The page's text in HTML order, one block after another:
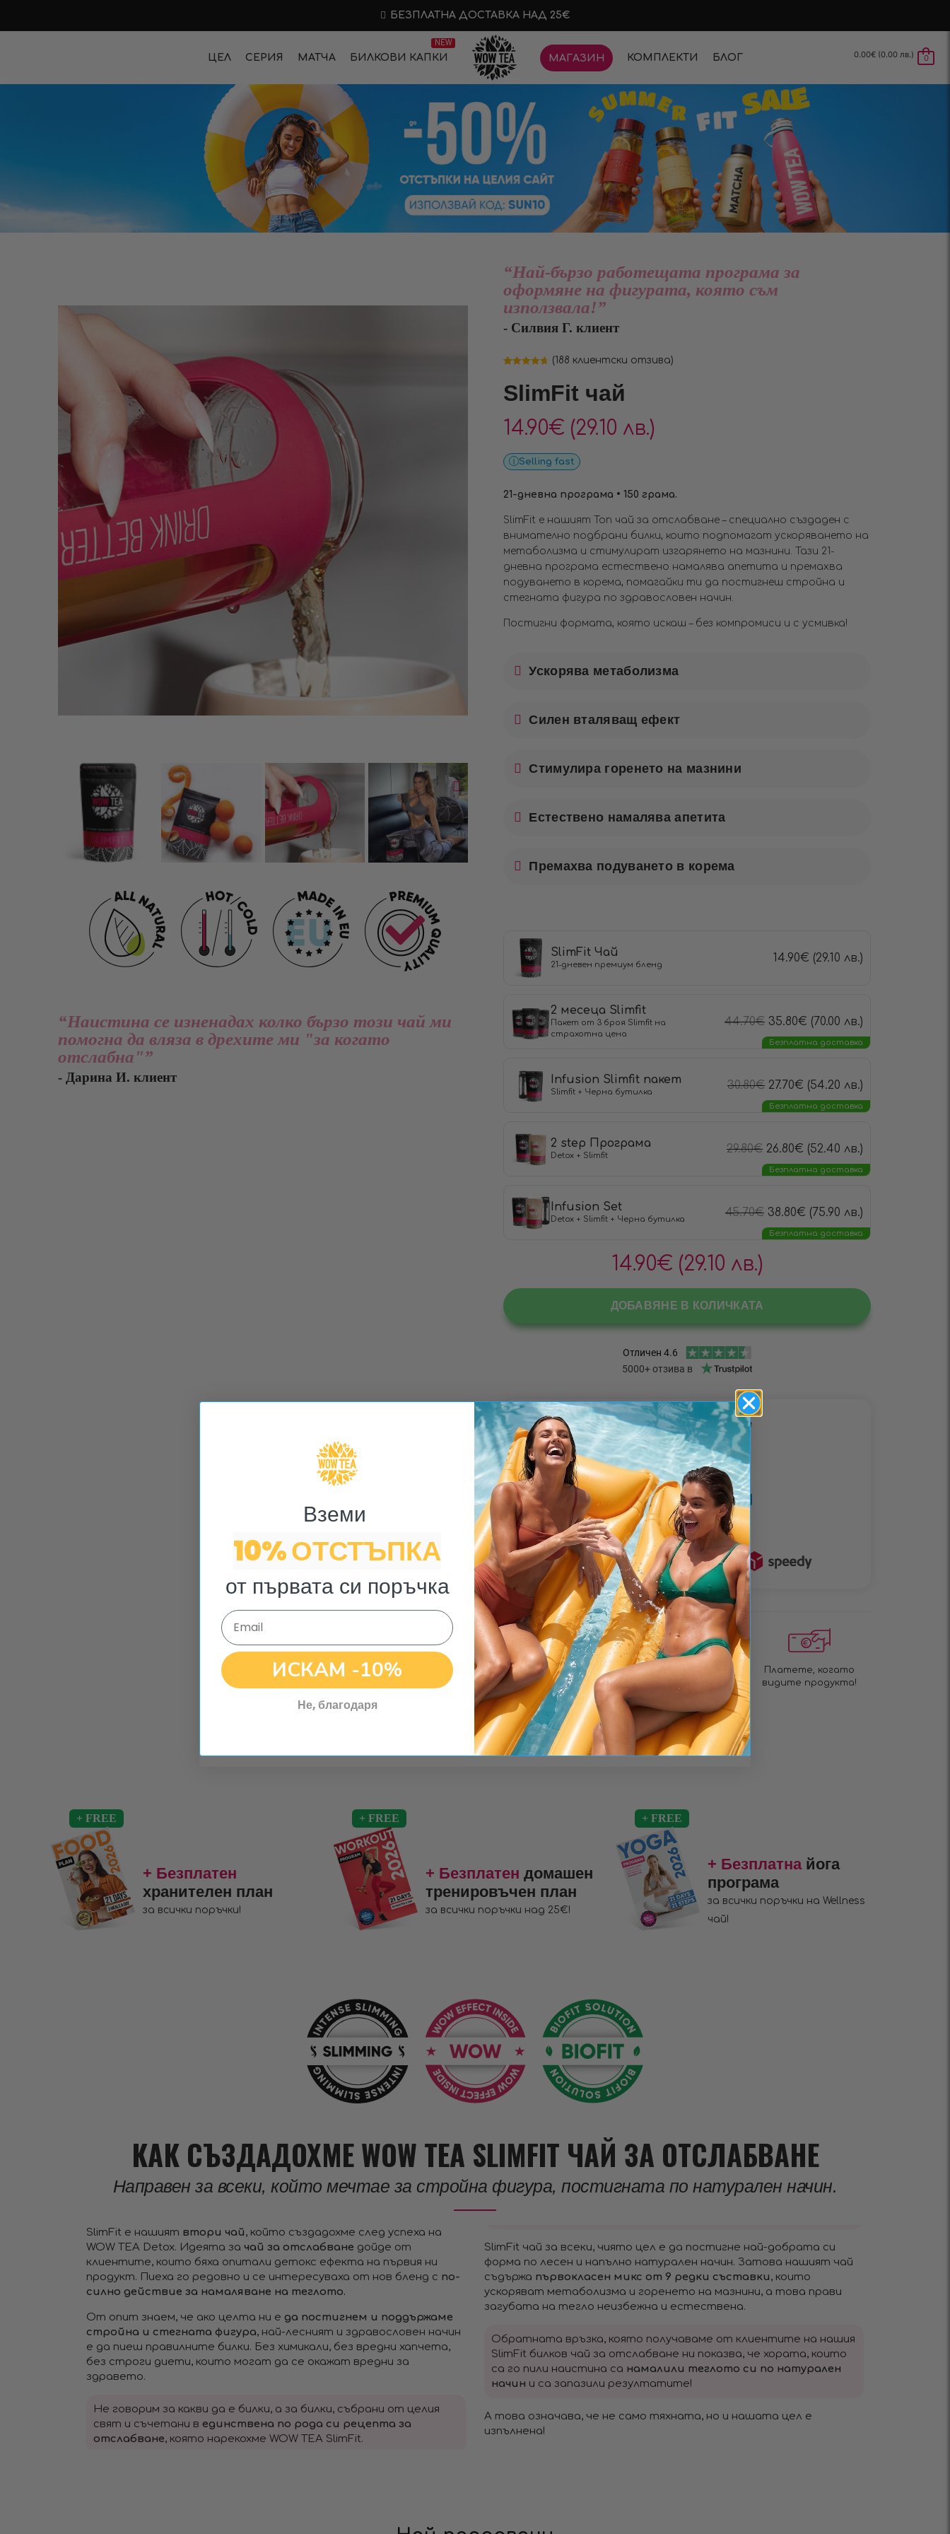
БЕЗПЛАТНА ДОСТАВКА НАД 25€
ЦЕЛ СЕРИЯ МАТЧА
NEW
БИЛКОВИ КАПКИ МАГАЗИН КОМПЛЕКТИ БЛОГ 0.00€ (0.00 лв.) 0
“Наистина се изненадах колко бързо този чай ми
помогна да вляза в дрехите ми "за когато
отслабна"”
- Дарина И. клиент
“Най-бързо работещата програма за
оформяне на фигурата, която съм
използвала!”
- Силвия Г. клиент
базирано на
потребителски
(188 клиентски отзива)
SlimFit чай
14.90€ (29.10 лв.)
Selling fast
21-дневна програма • 150 грама.
SlimFit е нашият Топ чай за отслабване – специално създаден с
внимателно подбрани билки, които подпомагат ускоряването на
метаболизма и стимулират изгарянето на мазнини. Тази 21-
дневна програма естествено намалява апетита и премахва
подуването в корема, помагайки ти да постигнеш стройна и
стегната фигура по здравословен начин.
Постигни формата, която искаш – без компромиси и с усмивка!
Ускорява метаболизма
Силен вталяващ ефект
Стимулира горенето на мазнини
Естествено намалява апетита
Премахва подуването в корема
SlimFit Чай
21-дневен премиум бленд
14.90€ (29.10 лв.)
2 месеца Slimfit
Пакет от 3 броя Slimfit на
страхотна цена
44.70€ 35.80€ (70.00 лв.)
Безплатна доставка
Infusion Slimfit пакет
Slimfit + Черна бутилка
30.80€ 27.70€ (54.20 лв.)
Безплатна доставка
2 step Програма
Detox + Slimfit
29.80€ 26.80€ (52.40 лв.)
Безплатна доставка
Infusion Set
Detox + Slimfit + Черна бутилка
45.70€ 38.80€ (75.90 лв.)
Безплатна доставка
14.90€ (29.10 лв.)
ДОБАВЯНЕ В КОЛИЧКАТА
Методи за разплащане
• Наложен платеж •
• Плащане с карта •
Доставчици
Безплатна
доставка за
поръчки над 25€
Бърза доставка за 1
до 3 дни!
Платете, когато
видите продукта!
+ Безплатен
хранителен план
за всички поръчки!
+ Безплатен домашен
тренировъчен план
за всички поръчки над 25€!
+ Безплатнайога
програма
за всички поръчки на Wellness
чай!
КАК СЪЗДАДОХМЕ WOW TEA SLIMFIT ЧАЙ ЗА ОТСЛАБВАНЕ
Направен за всеки, който мечтае за стройна фигура, постигната по натурален начин.
SlimFit е нашият втори чай, който създадохме след успеха на
WOW TEA Detox. Идеята за чай за отслабване дойде от
клиентите, които бяха опитали детокс ефекта на първия ни
продукт. Пиеха го редовно и се интересуваха от нов бленд с по-
силно действие за намаляване на теглото.
От опит знаем, че ако целта ни е да постигнем и поддържаме
стройна и стегната фигура, най-лесният и здравословен начин
е да пиеш правилните билки. Без химикали, без вредни хапчета,
без строги диети, които могат да се окажат вредни за
здравето.
Не говорим за какви да е билки, а за билки, събрани от целия
свят и съчетани в единствена по рода си рецепта за
отслабване, която нарекохме WOW TEA SlimFit.
SlimFit чай за всеки, чиято цел е да постигне най-добрата си
форма по лесен и напълно натурален начин. Затова нашият чай
съдържа първокласен микс от 9 редки съставки, които
ускоряват метаболизма и горенето на мазнини, а това прави
загубата на тегло неизбежна и естествена.
Обратната връзка, която получаваме от клиентите на нашия
SlimFit билков чай за отслабване ни показва, че хората, които
са го пили наистина са намалили теглото си по натурален
начин и са запазили резултатите!
А това означава, че не само тяхната, но и нашата цел е
изпълнена!
Вземи ​
10% ОТСТЪПКА
от първата си поръчка
Email
ИСКАМ -10%
Не, благодаря